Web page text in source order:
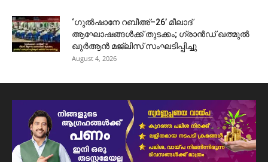
‘ഗുൽഷാനേ റബീഅ്–26’ മീലാദ്
ആഘോഷങ്ങൾക്ക് തുടക്കം; ഗ്രാൻഡ് ഖത്മുൽ
ഖുർആൻ മജ്‌ലിസ് സംഘടിപ്പിച്ചു
August 4, 2026